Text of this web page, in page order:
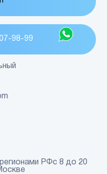
98-99
РФс 8 до 20